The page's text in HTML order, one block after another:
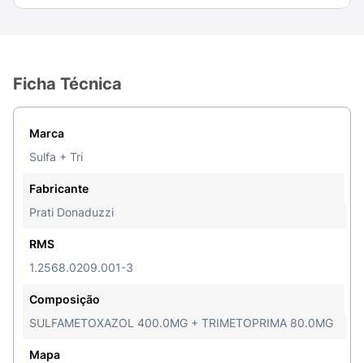
Ficha Técnica
Marca
Sulfa + Tri
Fabricante
Prati Donaduzzi
RMS
1.2568.0209.001-3
Composição
SULFAMETOXAZOL 400.0MG + TRIMETOPRIMA 80.0MG
Mapa